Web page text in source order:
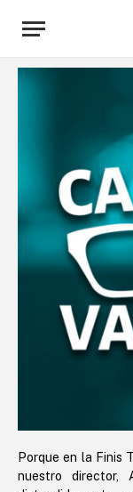
Porque en la Finis
nuestro director,